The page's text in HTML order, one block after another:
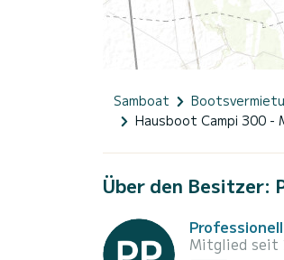
Samboat
Hausboot Campi 300 -
Über den Besitzer:
Mitglied seit